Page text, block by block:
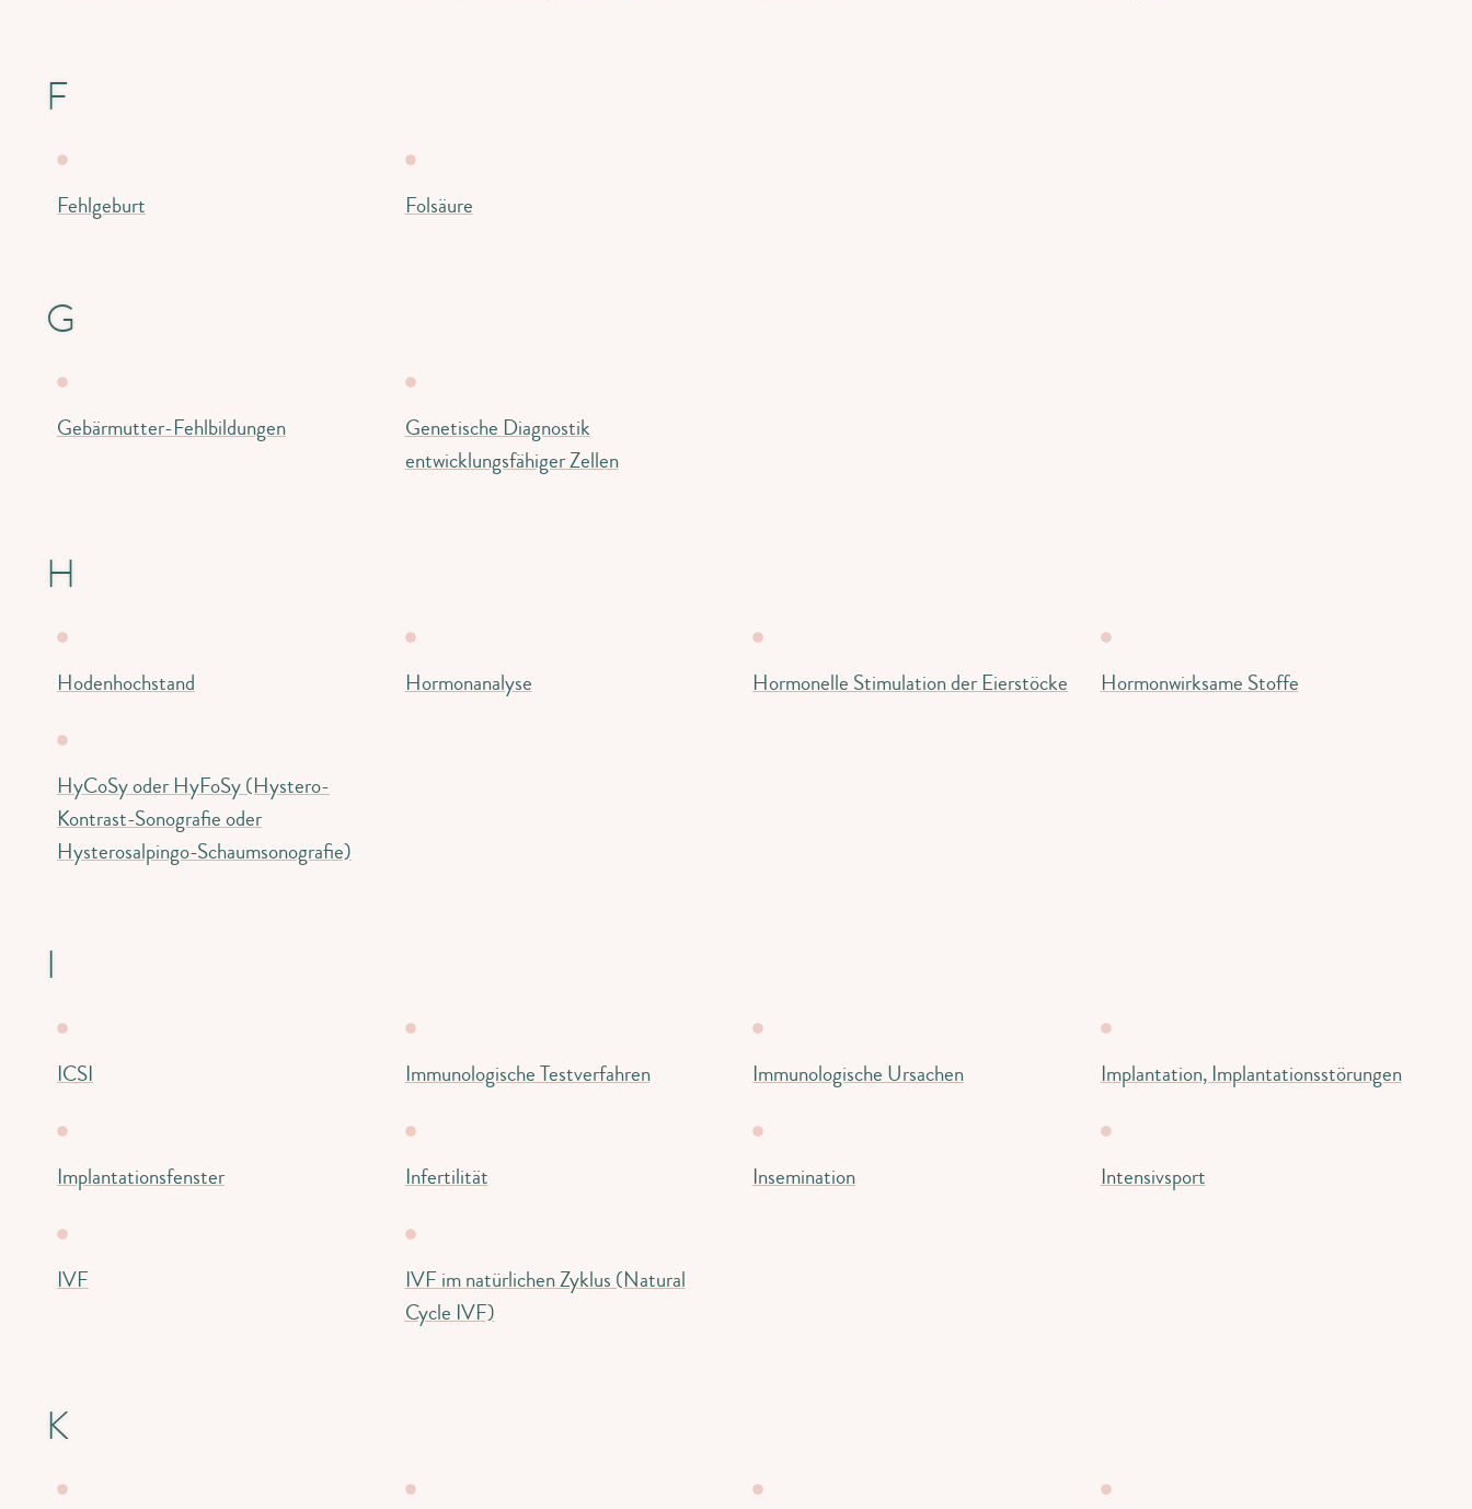
F
Fehlgeburt Folsäure
G
Gebärmutter-Fehlbildungen
Genetische Diagnostik
entwicklungsfähiger Zellen
H
Hodenhochstand Hormonanalyse Hormonelle Stimulation der Eierstöcke Hormonwirksame Stoffe
HyCoSy oder HyFoSy (Hystero-
Kontrast-Sonografie oder
Hysterosalpingo-Schaumsonografie)
I
ICSI Immunologische Testverfahren Immunologische Ursachen Implantation, Implantationsstörungen
Implantationsfenster Infertilität Insemination Intensivsport
IVF
IVF im natürlichen Zyklus (Natural
Cycle IVF)
K